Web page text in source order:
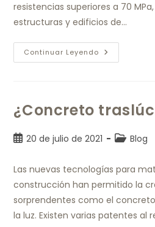
resistencias superiores a 70
estructuras y edificios de…
Continuar Leyendo
¿Concreto
20 de julio de 2021 Blog
Las nuevas tecnologías para
construcción han permitido la
sorprendentes como el
la luz. Existen varias patentes al